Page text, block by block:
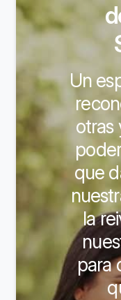
Un
otras
que
la
para